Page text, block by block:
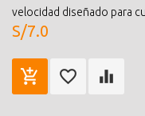
velocidad diseñado para
S/7.0